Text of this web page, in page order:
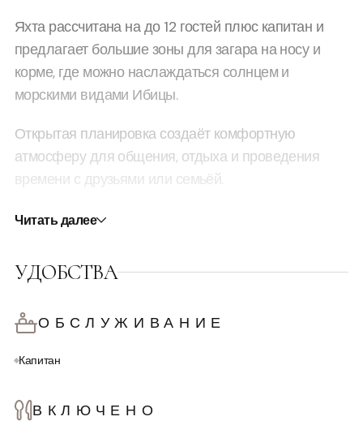
Яхта рассчитана на до 12 гостей плюс капитан и
предлагает большие зоны для загара на носу и
корме, где можно наслаждаться солнцем и
морскими видами Ибицы.
Открытая планировка создаёт комфортную
атмосферу для общения, отдыха и проведения
времени с друзьями или семьёй.
Внутри расположены две каюты, которые
отдыха и уединения в течение дня.
De Antonio D36 Stardust — отличный выбор для
стильных морских прогулок и исследования
красивых бухт Ибицы и Форментеры.
Читать далее
УДОБСТВА
ОБСЛУЖИВАНИЕ
Капитан
ВКЛЮЧЕНО